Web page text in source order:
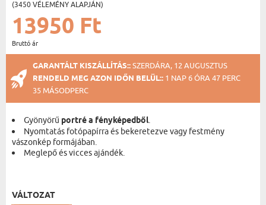
(3450 VÉLEMÉNY ALAPJÁN)
13950 Ft
Bruttó ár
GARANTÁLT KISZÁLLÍTÁS::SZERDÁRA, 12 AUGUSZTUS
RENDELD MEG AZON IDŐN BELÜL:: 1 NAP 6 ÓRA 47 PERC
34 MÁSODPERC
Gyönyörű portré a fényképedből.
Nyomtatás fotópapírra és bekeretezve vagy festmény
vászonkép formájában.
Meglepő és vicces ajándék.
VÁLTOZAT